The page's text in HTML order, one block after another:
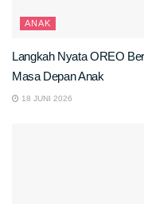
ANAK
Langkah Nyata OREO
Masa Depan Anak
18 JUNI 2026